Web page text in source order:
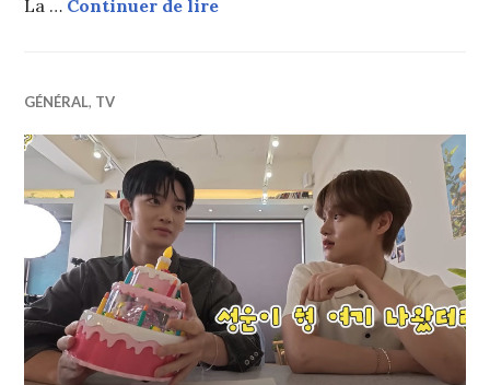
La … Continuer de lire
GÉNÉRAL, TV